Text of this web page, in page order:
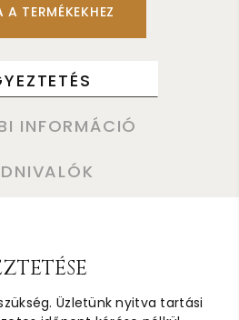
A TERMÉKEKHEZ
INFORMÁCIÓ
Üzletünk nyitva tartási